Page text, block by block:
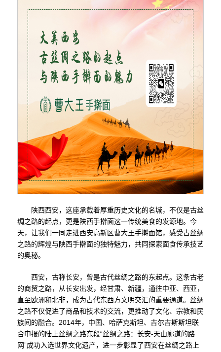
陕西西安，这座承载着厚重历史文化的名城，不仅是古丝
绸之路的起点，更是陕西手擀面这一传统美食的发源地。今
天，让我们一同走进西安高新区曹大王手擀面馆，感受古丝绸
之路的辉煌与陕西手擀面的独特魅力，共同探索面食传承技艺
的奥秘。
西安，古称长安，曾是古代丝绸之路的东起点。这条古老
的商贸之路，从长安出发，经甘肃、新疆，通往中亚、西亚，
直至欧洲和北非，成为古代东西方文明交汇的重要通道。丝绸
之路不仅促进了商品和技术的交流，更推动了文化、宗教和民
族间的融合。2014年，中国、哈萨克斯坦、吉尔吉斯斯坦联
合申报的陆上丝绸之路东段“丝绸之路：长安-天山廊道的路
网”成功入选世界文化遗产，进一步彰显了西安在丝绸之路上